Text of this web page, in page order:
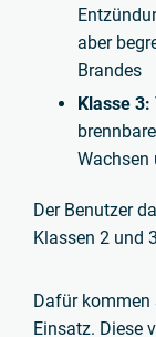
aber
Brandes
Klasse 3:
Wachsen
Der Benutzer
Klassen 2 und
Dafür
Einsatz. Diese